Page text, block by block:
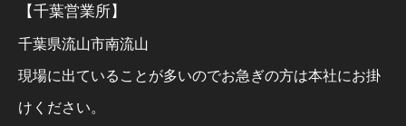
【千葉営業所】
千葉県流山市南流山
現場に出ていることが多いのでお急ぎの方は本社にお掛
けください。